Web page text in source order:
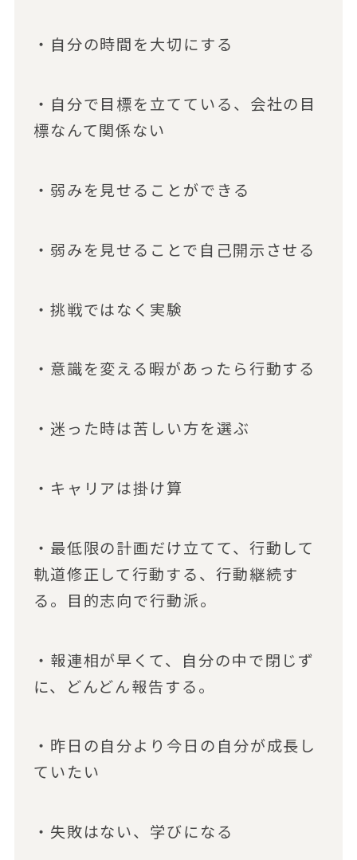
・自分の時間を大切にする
・自分で目標を立てている、会社の目
標なんて関係ない
・弱みを見せることができる
・弱みを見せることで自己開示させる
・挑戦ではなく実験
・意識を変える暇があったら行動する
・迷った時は苦しい方を選ぶ
・キャリアは掛け算
・最低限の計画だけ立てて、行動して
軌道修正して行動する、行動継続す
る。目的志向で行動派。
・報連相が早くて、自分の中で閉じず
に、どんどん報告する。
・昨日の自分より今日の自分が成長し
ていたい
・失敗はない、学びになる